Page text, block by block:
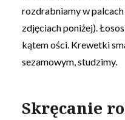
rozdrabniamy w
zdjęciach poniżej).
kątem ości. Krewetki
sezamowym, studzimy.
Skręcanie